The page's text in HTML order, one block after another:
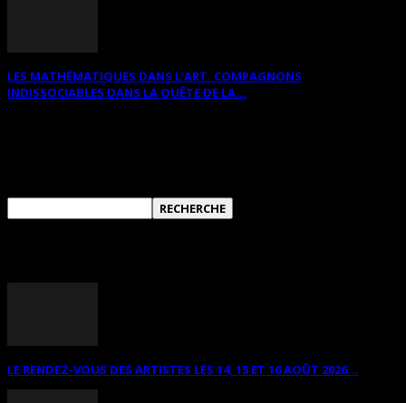
LES MATHÉMATIQUES DANS L’ART. COMPAGNONS
INDISSOCIABLES DANS LA QUÊTE DE LA...
LE RENDEZ-VOUS DES ARTISTES LES 14, 15 ET 16 AOÛT 2026...